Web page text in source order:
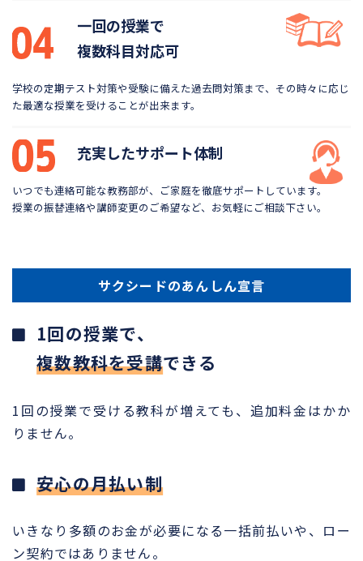
一回の授業で
複数科目対応可
学校の定期テスト対策や受験に備えた過去問対策まで、 その時々に応じ
た最適な授業を受けることが出来ます。
充実したサポート体制
いつでも連絡可能な教務部が、ご家庭を徹底サポートしています。
授業の振替連絡や講師変更のご希望など、お気軽にご相談下さい。
サクシードのあんしん宣言
1回の授業で、
複数教科を受講できる
1回の授業で受ける教科が増えても、追加料金はかか
りません。
安心の月払い制
いきなり多額のお金が必要になる一括前払いや、ロー
ン契約ではありません。